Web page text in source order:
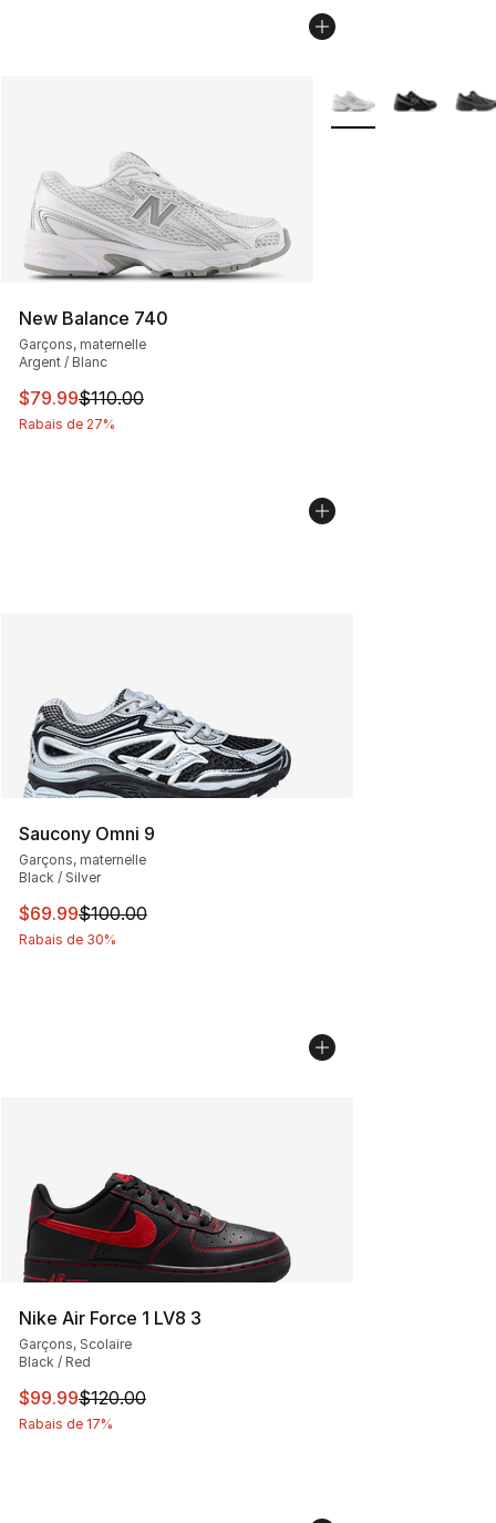
New Balance 740
Garçons, maternelle
Argent / Blanc
Cet article est en solde. Le prix est passé de $110.00 à
$79.99$110.00
Rabais de 27%
Plus de couleurs
Saucony Omni 9
Garçons, maternelle
Black / Silver
Cet article est en solde. Le prix est passé de $100.00 à
$69.99$100.00
Rabais de 30%
Nike Air Force 1 LV8 3
Garçons, Scolaire
Black / Red
Cet article est en solde. Le prix est passé de $120.00 à
$99.99$120.00
Rabais de 17%